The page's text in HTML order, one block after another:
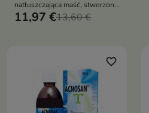
natłuszczająca maść, stworzona
specjalnie do codziennej
11,97 €13,60 €
favorite_border